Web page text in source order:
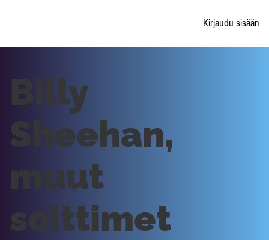
Kirjaudu sisään
Billy
Sheehan,
muut
soittimet